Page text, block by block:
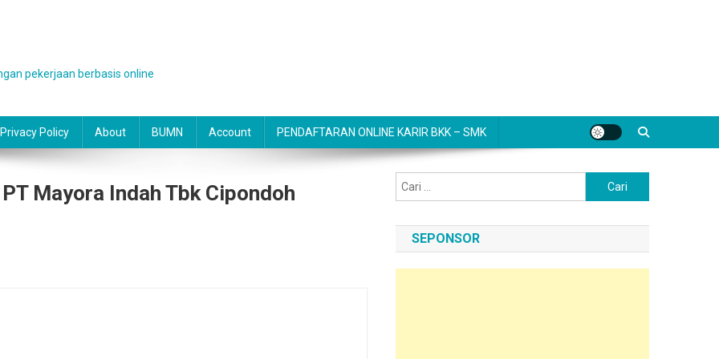
pekerjaan berbasis online
Privacy Policy About BUMN Account PENDAFTARAN ONLINE KARIR BKK – SMK
Mayora Indah Tbk Cipondoh
untuk:
SEPONSOR